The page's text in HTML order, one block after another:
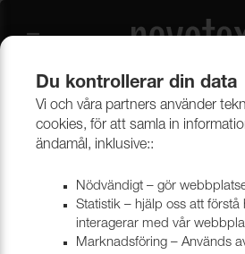
Gardiner Flamsäkra
Du kontrollerar din data
Vi och våra partners använder
cookies, för att samla in
ändamål, inklusive::
Nödvändigt – gör
Statistik – hjälp oss att förstå
interagerar med vår
Marknadsföring – Används